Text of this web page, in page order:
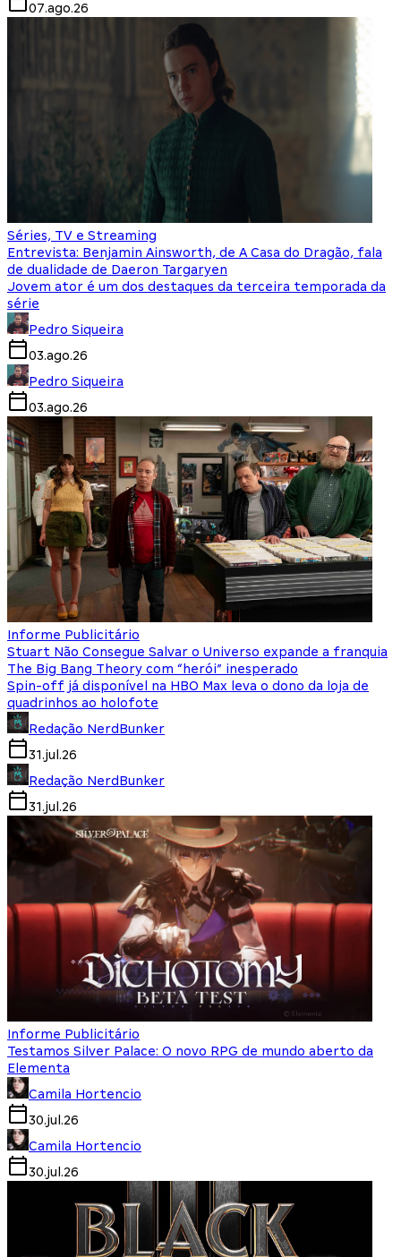
07.ago.26
Séries, TV e Streaming
Entrevista: Benjamin Ainsworth, de A Casa do Dragão, fala
de dualidade de Daeron Targaryen
Jovem ator é um dos destaques da terceira temporada da
série
Pedro Siqueira
03.ago.26
Pedro Siqueira
03.ago.26
Informe Publicitário
Stuart Não Consegue Salvar o Universo expande a franquia
The Big Bang Theory com “herói” inesperado
Spin-off já disponível na HBO Max leva o dono da loja de
quadrinhos ao holofote
Redação NerdBunker
31.jul.26
Redação NerdBunker
31.jul.26
Informe Publicitário
Testamos Silver Palace: O novo RPG de mundo aberto da
Elementa
Camila Hortencio
30.jul.26
Camila Hortencio
30.jul.26